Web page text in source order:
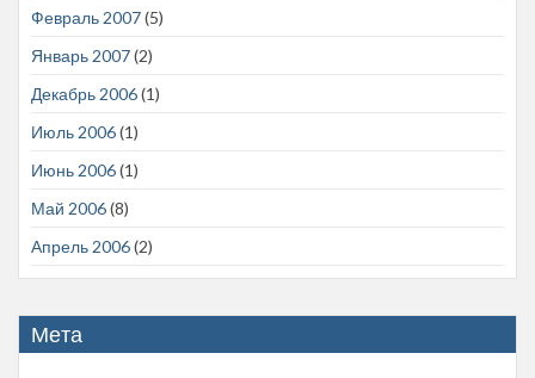
Февраль 2007(5)
Январь 2007(2)
Декабрь 2006(1)
Июль 2006(1)
Июнь 2006(1)
Май 2006(8)
Апрель 2006(2)
Мета